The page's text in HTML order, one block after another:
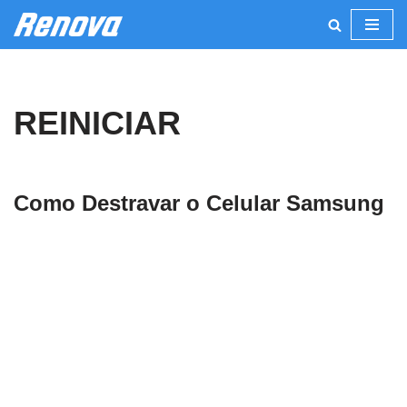
Pular
conteúdo
REINICIAR
Como Destravar o Celular Samsung